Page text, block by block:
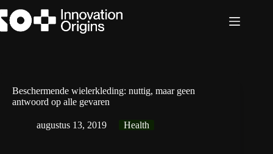
naar
de
Beschermende wielerkleding: nuttig, maar geen
antwoord op alle gevaren
augustus 13, 2019 Health